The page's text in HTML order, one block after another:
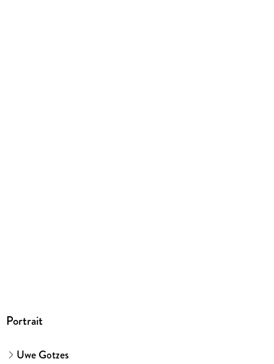
Portrait
Uwe Gotzes